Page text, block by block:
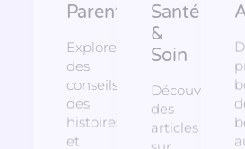
Parentalité
Explorez
des
conseils,
des
histoires
et
Santé
&
Soin
Découvrez
des
articles